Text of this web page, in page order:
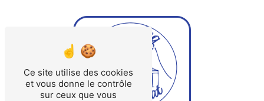
Ce site utilise des cookies
et vous donne le contrôle
sur ceux que vous